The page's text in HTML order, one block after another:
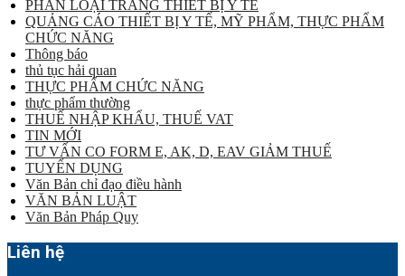
PHÂN LOẠI TRANG THIẾT BỊ Y TẾ
QUẢNG CÁO THIẾT BỊ Y TẾ, MỸ PHẨM, THỰC PHẨM
CHỨC NĂNG
Thông báo
thủ tục hải quan
THỰC PHẨM CHỨC NĂNG
thực phẩm thường
THUẾ NHẬP KHẨU, THUẾ VAT
TIN MỚI
TƯ VẤN CO FORM E, AK, D, EAV GIẢM THUẾ
TUYỂN DỤNG
Văn Bản chỉ đạo điều hành
VĂN BẢN LUẬT
Văn Bản Pháp Quy
Liên hệ